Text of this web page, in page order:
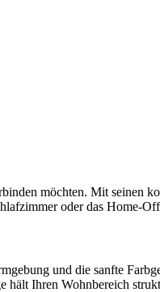
möchten. Mit seinen
oder das Home-
und die sanfte
hält Ihren Wohnbereich